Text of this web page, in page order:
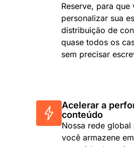
Reserve, para que
personalizar sua
distribuição de
quase todos os
sem precisar
Acelerar a
conteúdo
Nossa rede global
você armazene